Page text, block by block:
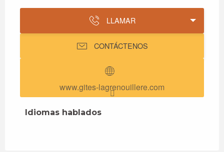
LLAMAR
CONTÁCTENOS
www.gites-lagrenouillere.com
Idiomas hablados
Idiomas hablados